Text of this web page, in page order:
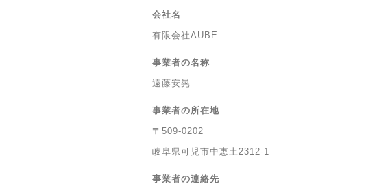
会社名
有限会社AUBE
事業者の名称
遠藤安晃
事業者の所在地
〒509-0202
岐阜県可児市中恵土2312-1
事業者の連絡先